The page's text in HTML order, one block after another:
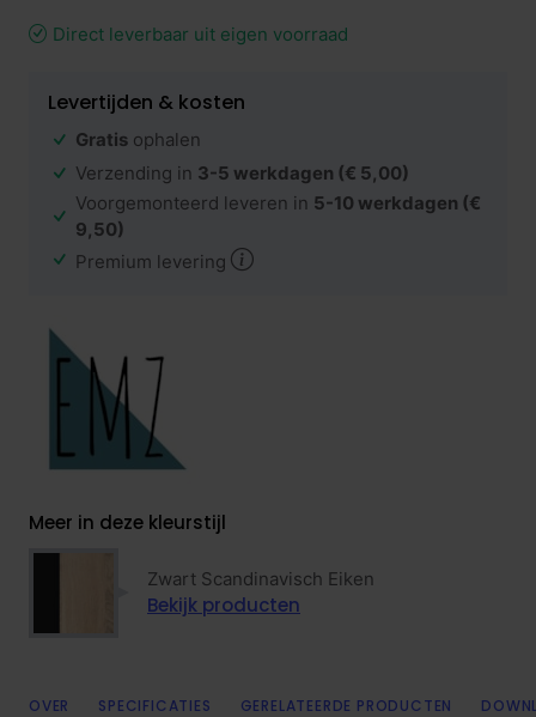
Direct leverbaar uit eigen voorraad
Levertijden & kosten
Gratis ophalen
Verzending in 3-5 werkdagen (€ 5,00)
Voorgemonteerd leveren in 5-10 werkdagen (€
9,50)
Premium levering
Meer in deze kleurstijl
Zwart Scandinavisch Eiken
Bekijk producten
OVER SPECIFICATIES GERELATEERDE PRODUCTEN